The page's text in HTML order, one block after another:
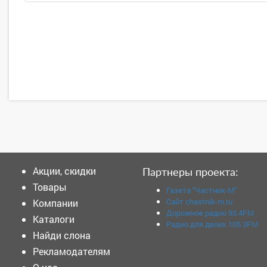
Акции, скидки
Товары
Компании
Каталоги
Найди слона
Рекламодателям
Партнеры проекта:
Газета "Частник-М"
Сайт chastnik-m.ru
Дорожное радио 93.4FM
Радио для двоих 105.3FM